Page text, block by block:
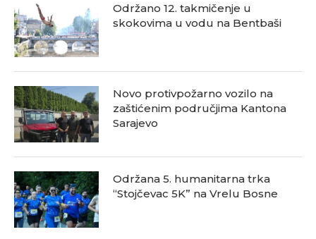
Održano 12. takmičenje u
skokovima u vodu na Bentbaši
Novo protivpožarno vozilo na
zaštićenim područjima Kantona
Sarajevo
Održana 5. humanitarna trka
“Stojčevac 5K” na Vrelu Bosne